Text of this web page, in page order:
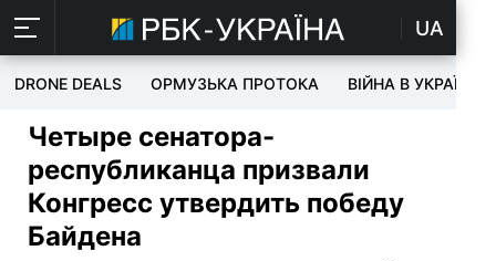
UA
DRONE DEALS ОРМУЗЬКА ПРОТОКА ВІЙНА В УКРАЇНІ
Четыре сенатора-
республиканца призвали
Конгресс утвердить победу
Байдена